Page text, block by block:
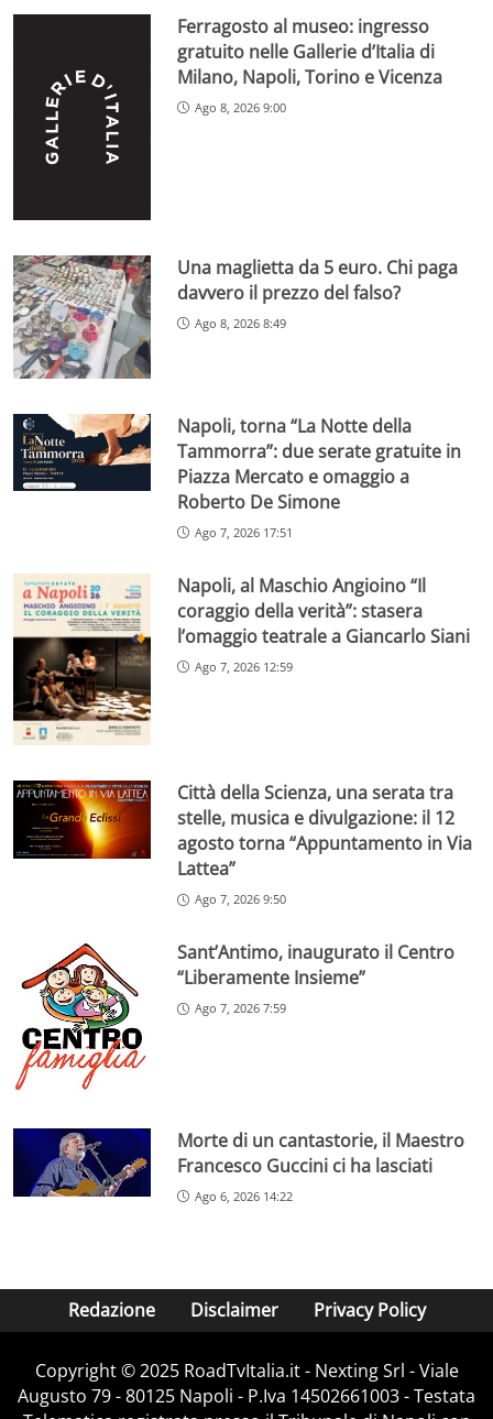
Ferragosto al museo: ingresso
gratuito nelle Gallerie d’Italia di
Milano, Napoli, Torino e Vicenza
Ago 8, 2026 9:00
Una maglietta da 5 euro. Chi paga
davvero il prezzo del falso?
Ago 8, 2026 8:49
Napoli, torna “La Notte della
Tammorra”: due serate gratuite in
Piazza Mercato e omaggio a
Roberto De Simone
Ago 7, 2026 17:51
Napoli, al Maschio Angioino “Il
coraggio della verità”: stasera
l’omaggio teatrale a Giancarlo Siani
Ago 7, 2026 12:59
Città della Scienza, una serata tra
stelle, musica e divulgazione: il 12
agosto torna “Appuntamento in Via
Lattea”
Ago 7, 2026 9:50
Sant’Antimo, inaugurato il Centro
“Liberamente Insieme”
Ago 7, 2026 7:59
Morte di un cantastorie, il Maestro
Francesco Guccini ci ha lasciati
Ago 6, 2026 14:22
Redazione Disclaimer Privacy Policy
Copyright ©️ 2025 RoadTvItalia.it - Nexting Srl - Viale
Augusto 79 - 80125 Napoli - P.Iva 14502661003 - Testata